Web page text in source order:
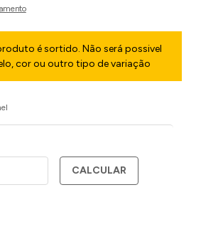
é sortido. Não será possivel
cor ou outro tipo de variação
CALCULAR